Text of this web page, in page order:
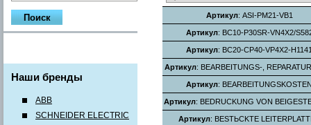
Наши бренды
ABB
SCHNEIDER ELECTRIC
Артикул: ASI-PM21-VB1
Артикул: BC10-P30SR-VN4X2/
Артикул: BC20-CP40-VP4X2-
Артикул: BEARBEITUNGS-,
Артикул:
Артикул: BEDRUCKUNG VON
Артикул: BESTЬCKTE